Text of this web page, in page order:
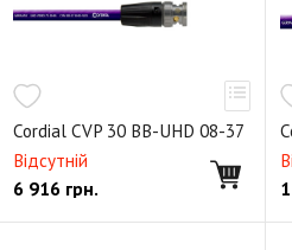
Cordial CVP 30 BB-UHD 08-37
Відсутній
6 916 грн.